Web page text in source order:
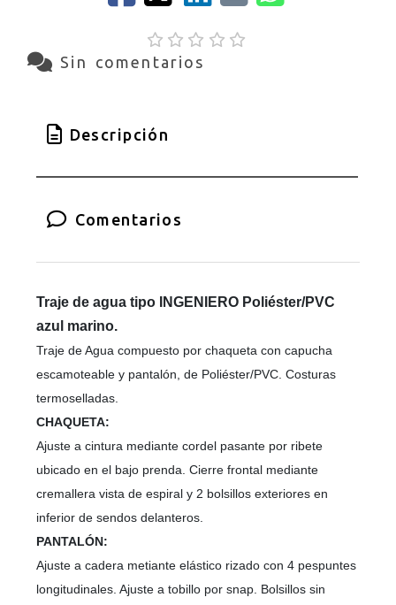
Sin comentarios
Descripción
Comentarios
Traje de agua tipo INGENIERO Poliéster/PVC
azul marino.
Traje de Agua compuesto por chaqueta con capucha
escamoteable y pantalón, de Poliéster/PVC. Costuras
termoselladas.
CHAQUETA:
Ajuste a cintura mediante cordel pasante por ribete
ubicado en el bajo prenda. Cierre frontal mediante
cremallera vista de espiral y 2 bolsillos exteriores en
inferior de sendos delanteros.
PANTALÓN:
Ajuste a cadera metiante elástico rizado con 4 pespuntes
longitudinales. Ajuste a tobillo por snap. Bolsillos sin